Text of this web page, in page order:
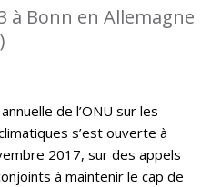
à Bonn en Allemagne
de l’ONU sur les
s’est ouverte à
2017, sur des appels
à maintenir le cap de